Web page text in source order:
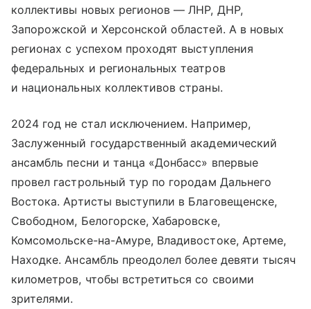
коллективы новых регионов — ЛНР, ДНР,
Запорожской и Херсонской областей. А в новых
регионах с успехом проходят выступления
федеральных и региональных театров
и национальных коллективов страны.
2024 год не стал исключением. Например,
Заслуженный государственный академический
ансамбль песни и танца «Донбасс» впервые
провел гастрольный тур по городам Дальнего
Востока. Артисты выступили в Благовещенске,
Свободном, Белогорске, Хабаровске,
Комсомольске-на-Амуре, Владивостоке, Артеме,
Находке. Ансамбль преодолел более девяти тысяч
километров, чтобы встретиться со своими
зрителями.